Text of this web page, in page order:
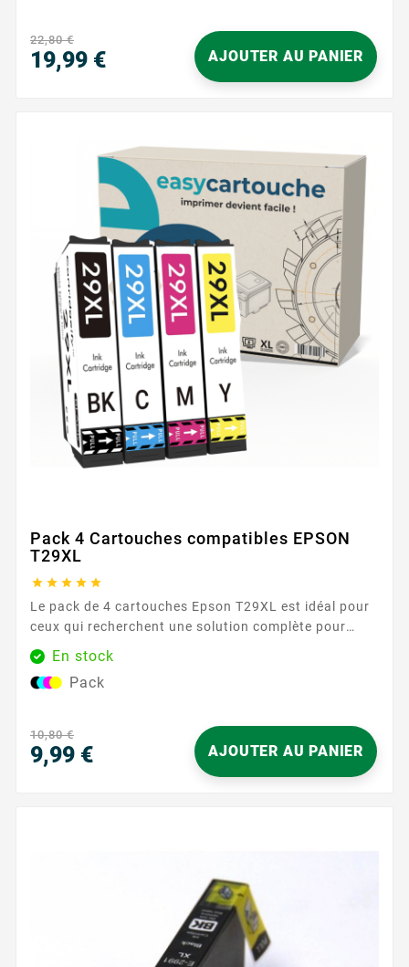
22,80 €
19,99 € AJOUTER AU PANIER
Pack 4 Cartouches compatibles EPSON
T29XL
    
Le pack de 4 cartouches Epson T29XL est idéal pour
ceux qui recherchent une solution complète pour
leurs besoins d'impression. Comprenant une
cartouche de chaque couleur (noir, cyan, magenta et
jaune), ce pack assure une couverture complète pour
d'impression exceptionnelle. Caractéristiques
En stock
Pack
10,80 €
9,99 € AJOUTER AU PANIER